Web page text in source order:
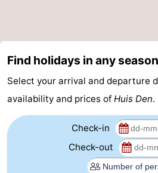
Horse
-
courses
Surfing
-
Sportfishing
Food
Find holidays in any season
Select your arrival and departure
availability and prices of Huis Den.
Check-in
Check-out